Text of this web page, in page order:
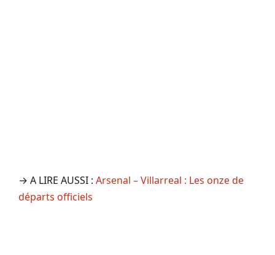
→ A LIRE AUSSI : Arsenal – Villarreal : Les onze de
départs officiels